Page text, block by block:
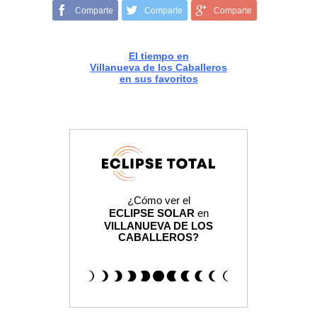
Comparte Comparte Comparte
El tiempo en
Villanueva de los Caballeros
en sus favoritos
¿Cómo ver el
ECLIPSE SOLAR en
VILLANUEVA DE LOS
CABALLEROS?